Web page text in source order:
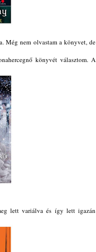
Még nem olvastam a könyvet, de
könyvét választom. A
lett variálva és így lett igazán